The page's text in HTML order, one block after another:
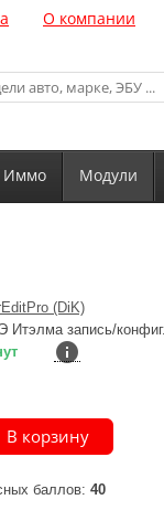
О компании
Иммо Модули
(DiK)
Итэлма запись/конфиг.
баллов: 40